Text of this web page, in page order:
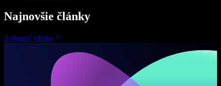
Najnovšie články
Zobraziť všetko